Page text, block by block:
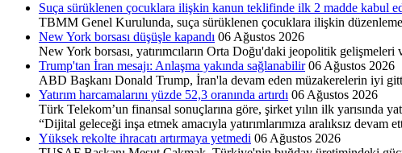
Suça sürüklenen çocuklara ilişkin kanun teklifinde ilk 2 madde kabul
TBMM Genel Kurulunda, suça sürüklenen çocuklara ilişkin
New York borsası düşüşle kapandı 06 Ağustos 2026
New York borsası, yatırımcıların Orta Doğu'daki jeopolitik
Trump'tan İran mesajı: Anlaşma yakında sağlanabilir 06 Ağustos 2026
ABD Başkanı Donald Trump, İran'la devam eden müzakerelerin iyi
Yatırım harcamalarını yüzde 52,3 oranında artırdı 06 Ağustos 2026
Türk Telekom’un finansal sonuçlarına göre, şirket yılın ilk yarısında
“Dijital geleceği inşa etmek amacıyla yatırımlarımıza aralıksız devam
Yüksek rekolte ihracatı artırmaya yetmedi 06 Ağustos 2026